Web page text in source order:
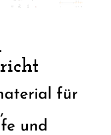
für
und